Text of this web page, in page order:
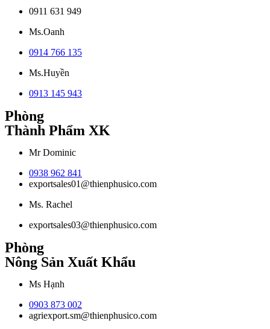
0911 631 949
Ms.Oanh
0914 766 135
Ms.Huyền
0913 145 943
Phòng
Thành Phẩm XK
Mr Dominic
0938 962 841
exportsales01@thienphusico.com
Ms. Rachel
exportsales03@thienphusico.com
Phòng
Nông Sản Xuất Khẩu
Ms Hạnh
0903 873 002
agriexport.sm@thienphusico.com